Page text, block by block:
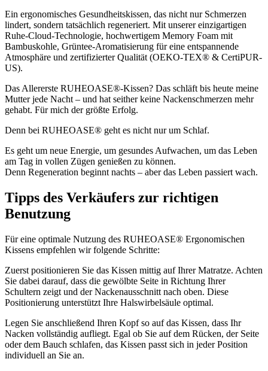
Ein ergonomisches Gesundheitskissen, das nicht nur Schmerzen
lindert, sondern tatsächlich regeneriert. Mit unserer einzigartigen
Ruhe-Cloud-Technologie, hochwertigem Memory Foam mit
Bambuskohle, Grüntee-Aromatisierung für eine entspannende
Atmosphäre und zertifizierter Qualität (OEKO-TEX® & CertiPUR-
US).
Das Allererste RUHEOASE®-Kissen? Das schläft bis heute meine
Mutter jede Nacht – und hat seither keine Nackenschmerzen mehr
gehabt. Für mich der größte Erfolg.
Denn bei RUHEOASE® geht es nicht nur um Schlaf.
Es geht um neue Energie, um gesundes Aufwachen, um das Leben
am Tag in vollen Zügen genießen zu können.
Denn Regeneration beginnt nachts – aber das Leben passiert wach.
Tipps des Verkäufers zur richtigen
Benutzung
Für eine optimale Nutzung des RUHEOASE® Ergonomischen
Kissens empfehlen wir folgende Schritte:
Zuerst positionieren Sie das Kissen mittig auf Ihrer Matratze. Achten
Sie dabei darauf, dass die gewölbte Seite in Richtung Ihrer
Schultern zeigt und der Nackenausschnitt nach oben. Diese
Positionierung unterstützt Ihre Halswirbelsäule optimal.
Legen Sie anschließend Ihren Kopf so auf das Kissen, dass Ihr
Nacken vollständig aufliegt. Egal ob Sie auf dem Rücken, der Seite
oder dem Bauch schlafen, das Kissen passt sich in jeder Position
individuell an Sie an.